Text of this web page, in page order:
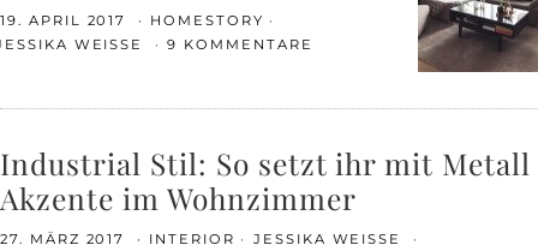
19. APRIL 2017
HOMESTORY
WEISSE
9 KOMMENTARE
Industrial Stil: So setzt ihr mit Metall
Akzente im Wohnzimmer
27. MÄRZ 2017 INTERIOR
JESSIKA WEISSE